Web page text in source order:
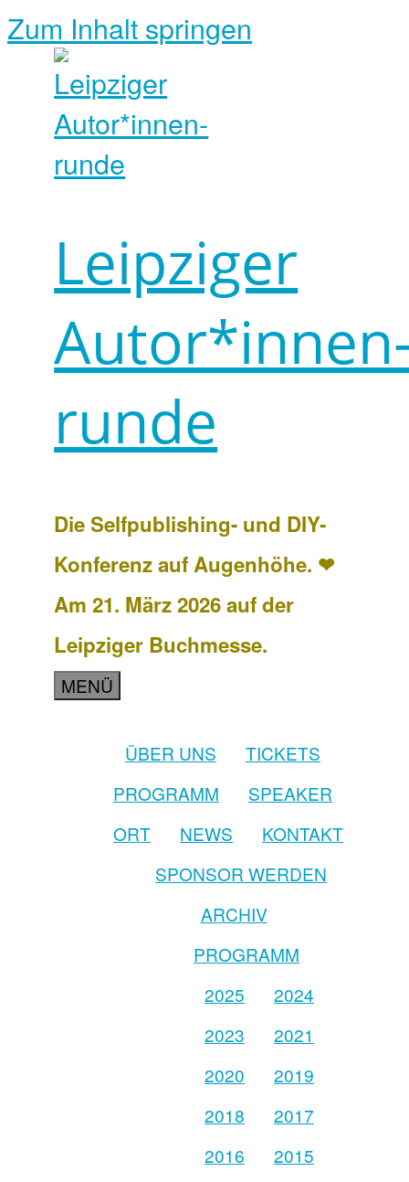
Zum Inhalt springen
Leipziger
runde
Die Selfpublishing- und DIY-
Konferenz auf Augenhöhe. ❤
Am 21. März 2026 auf der
Leipziger Buchmesse.
MENÜ
ÜBER UNS
TICKETS
PROGRAMM
SPEAKER
ORT
NEWS
KONTAKT
SPONSOR WERDEN
ARCHIV
PROGRAMM
2025
2024
2023
2021
2020
2019
2018
2017
2016
2015